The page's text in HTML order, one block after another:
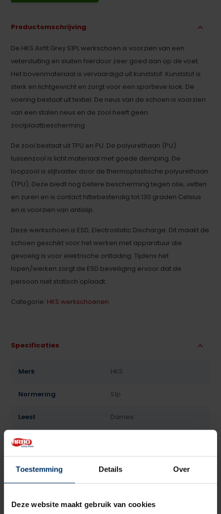
Toestemming Details Over
Deze website maakt gebruik van cookies
Productomschrijving
De HKS Airfit Grey S1PL werkschoen is voorzien van een
vetersluiting en sluiten hierdoor zeer goed aan op de voet.
Het bovenmateriaal is vervaardigd uit kunststof. Kunststof is
sterk en lichtgewicht en zorgt voor een sportieve look. De
voering bestaat uit textiel. De neus van de schoen is voorzien
van een stalen neus en de zool heeft geen
zoolplaatbescherming.
De zool bestaat uit TPU en PU. De polyurethaan (PU)
tussenzool is licht materiaal met goede demping. De
loopzool is slijtvaster door de thermoplastische polyurethaan
(TPU). Deze biedt nog betere bescherming tegen olie, vetten
en zuren en is contact hittebestendig tot 130 graden Celsius
en is voorzien van antislip.
Deze werkschoen is ESD, Electrostatic Discharge. Dit maakt de
schoen geschikt voor het werken met apparatuur die
gevoelig is voor elektrische ontlading. Tijdens het
lopen/werken zorgt de ESD beveiliging ervoor dat de
persoon niet statisch oplaadt.
Categorie: HKS werkschoenen
Specificaties
Merk HKS
Normering S1p
Leest Dames
Model
Bovenmateriaal Kunststof
Voering Textiel